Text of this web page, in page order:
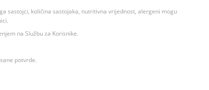
sastojci, količina sastojaka, nutritivna vrijednost, alergeni mogu
na Službu za Korisnike.
potvrde.